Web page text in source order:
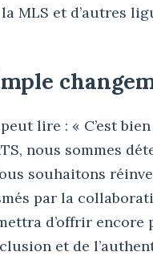
MLS et d’autres
lire : « C’est
nous sommes
souhaitons
par la
d’offrir encore
et de